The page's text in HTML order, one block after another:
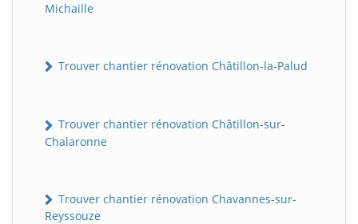
Michaille
Trouver chantier rénovation Châtillon-la-Palud
Trouver chantier rénovation Châtillon-sur-
Chalaronne
Trouver chantier rénovation Chavannes-sur-
Reyssouze